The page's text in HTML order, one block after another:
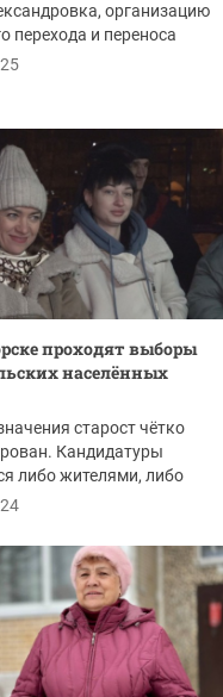
организацию
перехода и переноса
проходят выборы
населённых
старост чётко
Кандидатуры
либо жителями, либо
Дата...